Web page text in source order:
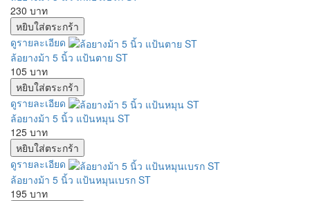
230 บาท
ดูรายละเอียด
ล้อยางม้า 5 นิ้ว แป้นตาย ST
105 บาท
ดูรายละเอียด
ล้อยางม้า 5 นิ้ว แป้นหมุน ST
125 บาท
ดูรายละเอียด
ล้อยางม้า 5 นิ้ว แป้นหมุนเบรก ST
195 บาท